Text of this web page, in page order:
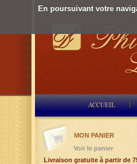
En poursuivant votre
ACCUEIL
MON PANIER
Voir le panier
Livraison gratuite à partir de